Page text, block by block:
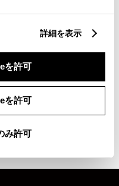
詳細を表示
を許可
を許可
み許可
（消費税抜き
2万km